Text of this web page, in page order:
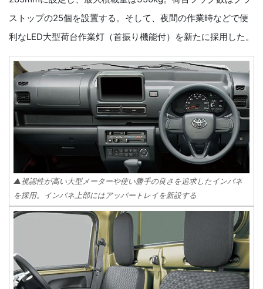
ストップの25個を設置する。そして、夜間の作業時などで便
利なLED大型荷台作業灯（首振り機能付）を新たに採用した。
▲視認性が高い大型メーターや使い勝手の良さを追求したインパネ
を採用。インパネ上部にはアッパートレイを新設する